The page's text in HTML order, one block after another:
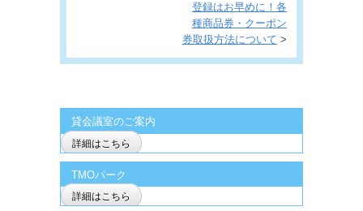
登録はお早めに！各
種商品券・クーポン
券取扱方法について >
貸会議室のご案内
詳細はこちら
TMOパーク
詳細はこちら